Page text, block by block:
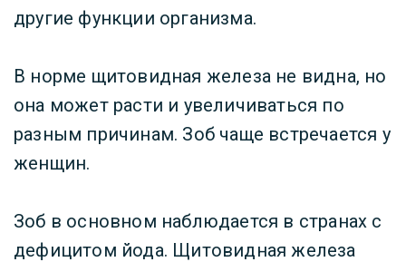
другие функции организма.
В норме щитовидная железа не видна, но
она может расти и увеличиваться по
разным причинам. Зоб чаще встречается у
женщин.
Зоб в основном наблюдается в странах с
дефицитом йода. Щитовидная железа